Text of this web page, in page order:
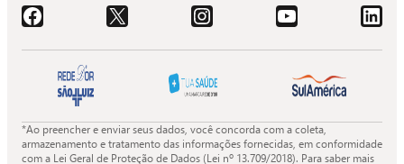
Acessar o Facebook da Quali. Acessar o X da Quali. Acessar o Instagram da Quali. Acessar o Youtube da Quali. Acessar o LinkedIn
*Ao preencher e enviar seus dados, você concorda com a coleta,
armazenamento e tratamento das informações fornecidas, em conformidade
com a Lei Geral de Proteção de Dados (Lei nº 13.709/2018). Para saber mais